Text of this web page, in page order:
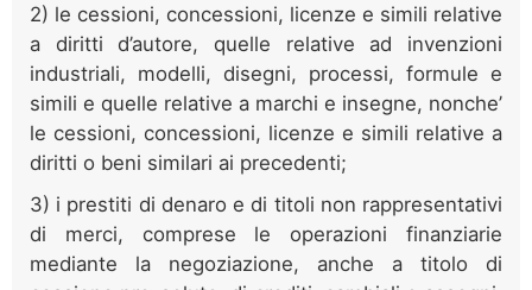
2) le cessioni, concessioni, licenze e simili relative
a diritti d’autore, quelle relative ad invenzioni
industriali, modelli, disegni, processi, formule e
simili e quelle relative a marchi e insegne, nonche’
le cessioni, concessioni, licenze e simili relative a
diritti o beni similari ai precedenti;
3) i prestiti di denaro e di titoli non rappresentativi
di merci, comprese le operazioni finanziarie
mediante la negoziazione, anche a titolo di